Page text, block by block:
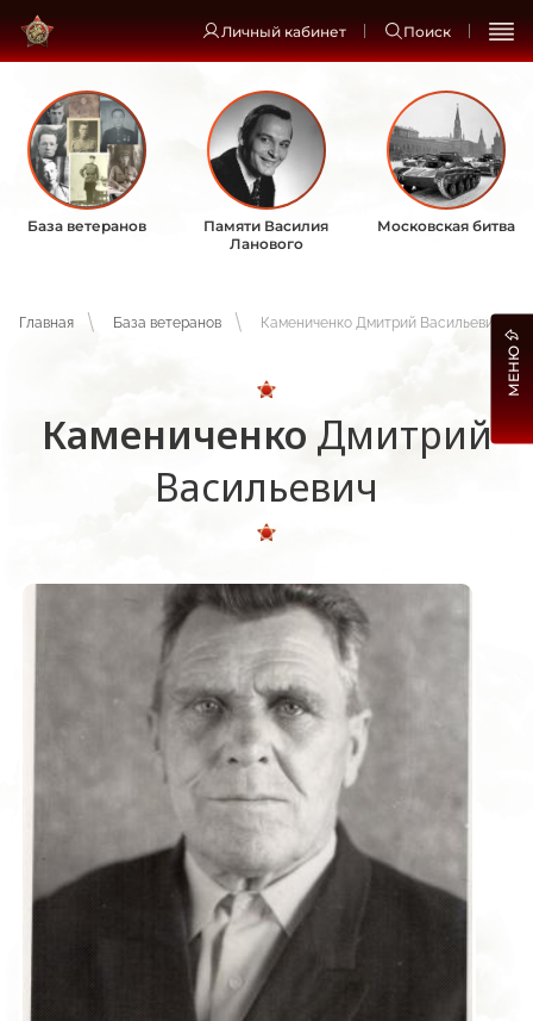
Личный кабинет Поиск
База ветеранов
Памяти Василия
Ланового
Московская битва
Главная База ветеранов Камениченко Дмитрий Васильевич
Камениченко Дмитрий
Васильевич
МЕНЮ